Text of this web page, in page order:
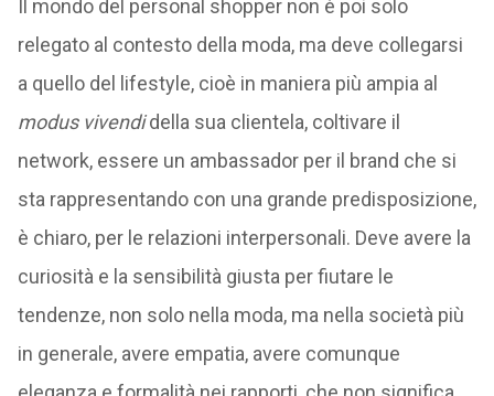
Il mondo del personal shopper non è poi solo
relegato al contesto della moda, ma deve collegarsi
a quello del lifestyle, cioè in maniera più ampia al
modus vivendidella sua clientela, coltivare il
network, essere un ambassador per il brand che si
sta rappresentando con una grande predisposizione,
è chiaro, per le relazioni interpersonali. Deve avere la
curiosità e la sensibilità giusta per fiutare le
tendenze, non solo nella moda, ma nella società più
in generale, avere empatia, avere comunque